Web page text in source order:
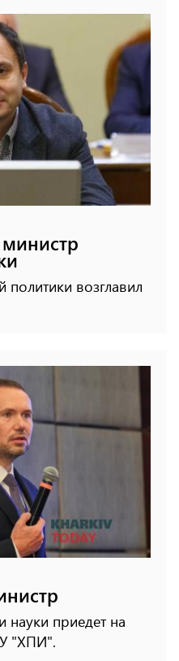
политики возглавил
науки приедет на
"ХПИ".